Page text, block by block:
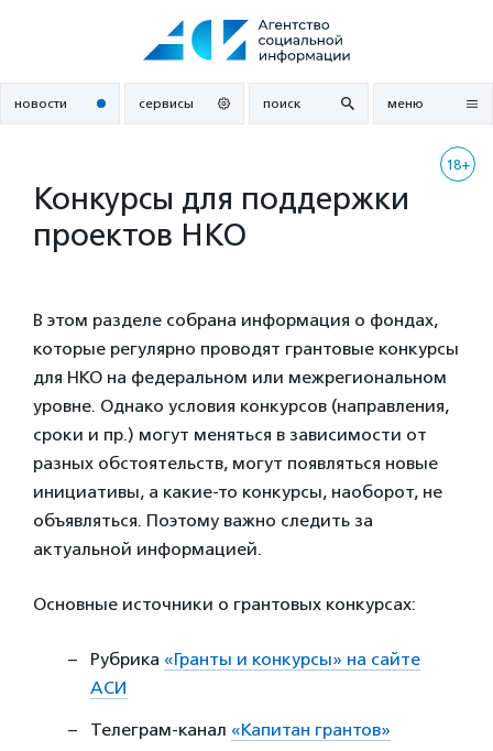
новости сервисы поиск меню
18+
Конкурсы для поддержки
проектов НКО
В этом разделе собрана информация о фондах,
которые регулярно проводят грантовые конкурсы
для НКО на федеральном или межрегиональном
уровне. Однако условия конкурсов (направления,
сроки и пр.) могут меняться в зависимости от
разных обстоятельств, могут появляться новые
инициативы, а какие-то конкурсы, наоборот, не
объявляться. Поэтому важно следить за
актуальной информацией.
Основные источники о грантовых конкурсах:
Рубрика «Гранты и конкурсы» на сайте
АСИ
Телеграм-канал «Капитан грантов»